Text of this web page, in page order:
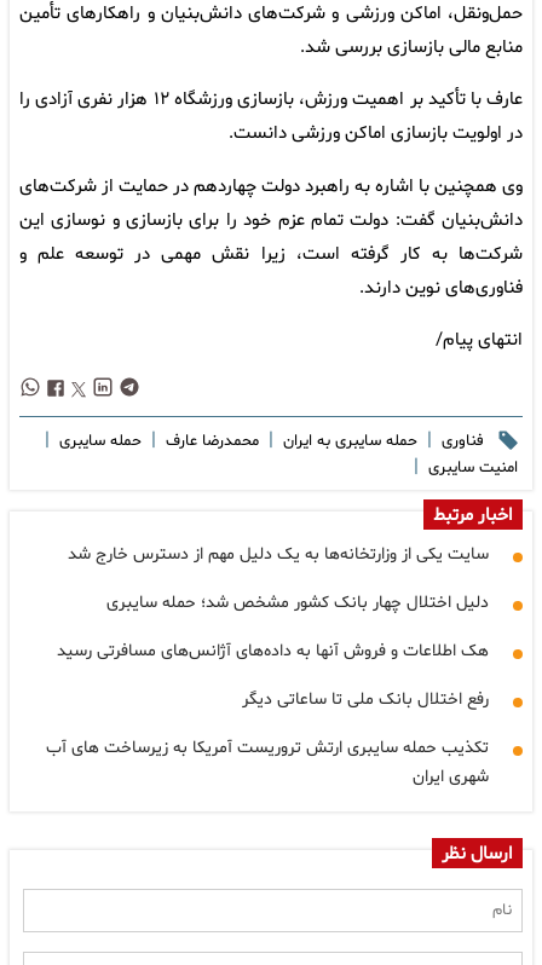
حمل‌ونقل، اماکن ورزشی و شرکت‌های دانش‌بنیان و راهکارهای تأمین
منابع مالی بازسازی بررسی شد.
عارف با تأکید بر اهمیت ورزش، بازسازی ورزشگاه ۱۲ هزار نفری آزادی را
در اولویت بازسازی اماکن ورزشی دانست.
وی همچنین با اشاره به راهبرد دولت چهاردهم در حمایت از شرکت‌های
دانش‌بنیان گفت: دولت تمام عزم خود را برای بازسازی و نوسازی این
شرکت‌ها به کار گرفته است، زیرا نقش مهمی در توسعه علم و
فناوری‌های نوین دارند.
انتهای پیام/
فناوری | حمله سایبری به ایران | محمدرضا عارف | حمله سایبری |
امنیت سایبری |
اخبار مرتبط
سایت یکی از وزارتخانه‌ها به یک دلیل مهم از دسترس خارج شد
دلیل اختلال چهار بانک کشور مشخص شد؛ حمله سایبری
هک اطلاعات و فروش آنها به داده‌های آژانس‌های مسافرتی رسید
رفع اختلال بانک ملی تا ساعاتی دیگر
تکذیب حمله سایبری ارتش تروریست آمریکا به زیرساخت های آب
شهری ایران
ارسال نظر